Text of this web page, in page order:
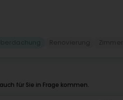
für Sie in Frage kommen.